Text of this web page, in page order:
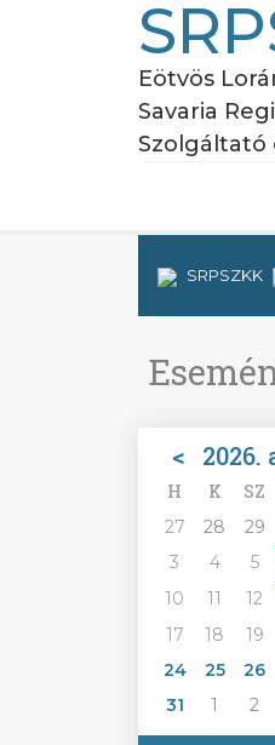
Eötvös
Savaria
Szolgáltató
SRPSZKK
< 2026.
H K SZ
27 28 29
3
4 5
10
11 12
17
18 19
24
25 26
31
1 2